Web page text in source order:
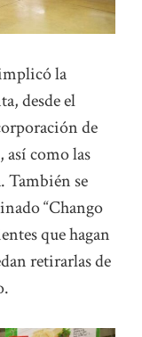
la
desde el
de
como las
También se
“Chango
que hagan
retirarlas de